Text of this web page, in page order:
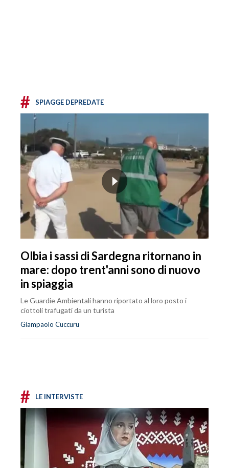
# SPIAGGE DEPREDATE
Olbia i sassi di Sardegna ritornano in
mare: dopo trent'anni sono di nuovo
in spiaggia
Le Guardie Ambientali hanno riportato al loro posto i
ciottoli trafugati da un turista
Giampaolo Cuccuru
# LE INTERVISTE